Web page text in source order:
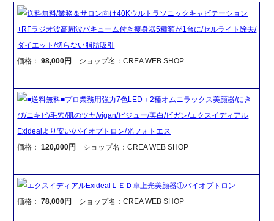
送料無料/業務＆サロン向け40Kウルトラソニックキャビテーション
+RFラジオ波高周波バキューム付き痩身器5種類が1台に/セルライト除去/
ダイエット/切らない脂肪吸引
価格：98,000円 ショップ名：CREA WEB SHOP
■送料無料■プロ業務用強力7色LED＋2種オムニラックス美顔器/にき
び/ニキビ/毛穴/肌のツヤ/vigan/ビジュー/美白/ビガン/エクスイディアル
Exidealより安い/バイオプトロン/光フォトエス
価格：120,000円 ショップ名：CREA WEB SHOP
エクスイディアルExidealＬＥＤ卓上光美顔器①バイオプトロン
価格：78,000円 ショップ名：CREA WEB SHOP